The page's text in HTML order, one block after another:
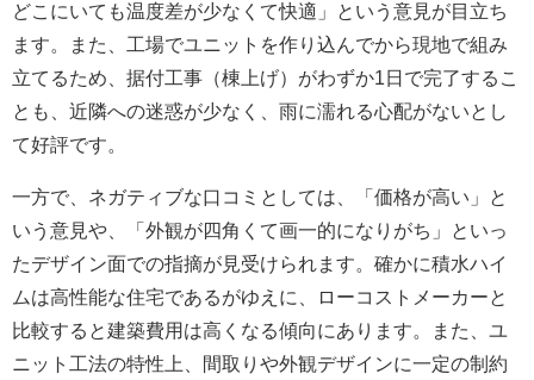
どこにいても温度差が少なくて快適」という意見が目立ち
ます。また、工場でユニットを作り込んでから現地で組み
立てるため、据付工事（棟上げ）がわずか1日で完了するこ
とも、近隣への迷惑が少なく、雨に濡れる心配がないとし
て好評です。
一方で、ネガティブな口コミとしては、「価格が高い」と
いう意見や、「外観が四角くて画一的になりがち」といっ
たデザイン面での指摘が見受けられます。確かに積水ハイ
ムは高性能な住宅であるがゆえに、ローコストメーカーと
比較すると建築費用は高くなる傾向にあります。また、ユ
ニット工法の特性上、間取りや外観デザインに一定の制約